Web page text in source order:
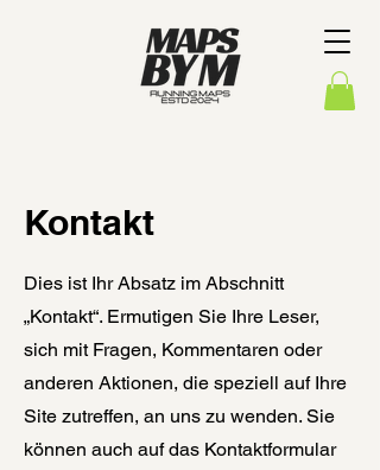
Kontakt
Dies ist Ihr Absatz im Abschnitt
„Kontakt“. Ermutigen Sie Ihre Leser,
sich mit Fragen, Kommentaren oder
anderen Aktionen, die speziell auf Ihre
Site zutreffen, an uns zu wenden. Sie
können auch auf das Kontaktformular